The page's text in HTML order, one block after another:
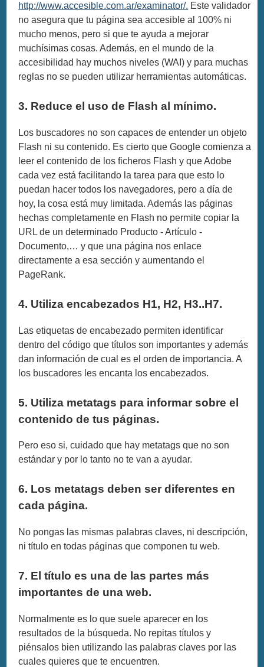
http://www.accesible.com.ar/examinator/. Este validador
no asegura que tu página sea accesible al 100% ni
mucho menos, pero si que te ayuda a mejorar
muchísimas cosas. Además, en el mundo de la
accesibilidad hay muchos niveles (WAI) y para muchas
reglas no se pueden utilizar herramientas automáticas.
3. Reduce el uso de Flash al mínimo.
Los buscadores no son capaces de entender un objeto
Flash ni su contenido. Es cierto que Google comienza a
leer el contenido de los ficheros Flash y que Adobe
cada vez está facilitando la tarea para que esto lo
puedan hacer todos los navegadores, pero a día de
hoy, la cosa está muy limitada. Además las páginas
hechas completamente en Flash no permite copiar la
URL de un determinado Producto - Artículo -
Documento,… y que una página nos enlace
directamente a esa sección y aumentando el
PageRank.
4. Utiliza encabezados H1, H2, H3..H7.
Las etiquetas de encabezado permiten identificar
dentro del código que títulos son importantes y además
dan información de cual es el orden de importancia. A
los buscadores les encanta los encabezados.
5. Utiliza metatags para informar sobre el
contenido de tus páginas.
Pero eso si, cuidado que hay metatags que no son
estándar y por lo tanto no te van a ayudar.
6. Los metatags deben ser diferentes en
cada página.
No pongas las mismas palabras claves, ni descripción,
ni título en todas páginas que componen tu web.
7. El título es una de las partes más
importantes de una web.
Normalmente es lo que suele aparecer en los
resultados de la búsqueda. No repitas títulos y
piénsalos bien utilizando las palabras claves por las
cuales quieres que te encuentren.